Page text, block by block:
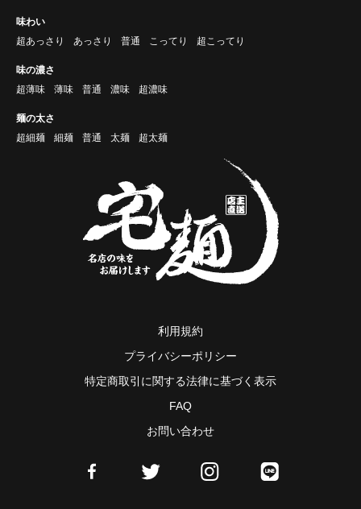
味わい
超あっさり
あっさり 普通 こってり 超こってり
味の濃さ
超薄味
薄味 普通 濃味 超濃味
麺の太さ
超細麺
細麺 普通 太麺 超太麺
利用規約
プライバシーポリシー
特定商取引に関する法律に基づく表示
FAQ
お問い合わせ